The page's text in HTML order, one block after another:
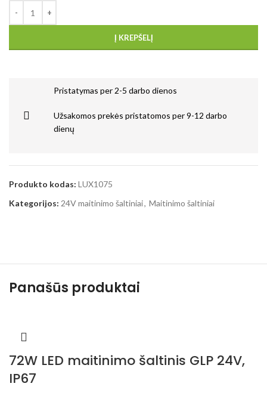
Į KREPŠELĮ
Pristatymas per 2-5 darbo dienos
Užsakomos prekės pristatomos per 9-12 darbo
dienų
Produkto kodas: LUX1075
Kategorijos: 24V maitinimo šaltiniai, Maitinimo šaltiniai
Panašūs produktai
72W LED maitinimo šaltinis GLP 24V,
IP67